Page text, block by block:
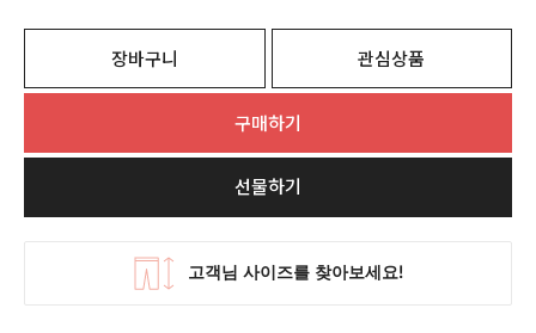
장바구니 관심상품
구매하기
선물하기